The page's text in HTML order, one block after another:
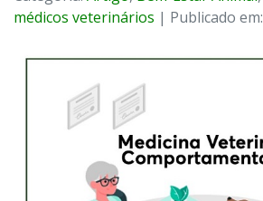
médicos veterinários | Publicado